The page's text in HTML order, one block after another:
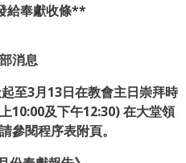
給奉獻收條**
消息
至3月13日在教會主日崇拜時
10:00及下午12:30) 在大堂領
參閱程序表附頁。